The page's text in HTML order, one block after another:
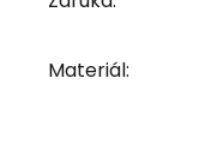
Materiál: